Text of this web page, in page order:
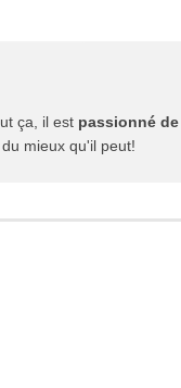
ça, il est passionné de
mieux qu'il peut!